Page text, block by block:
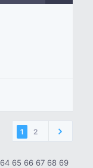
1 2
64 65 66 67 68 69